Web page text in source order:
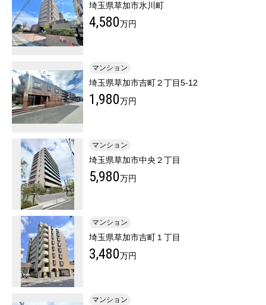
埼玉県草加市氷川町
4,580万円
マンション
埼玉県草加市吉町２丁目5-12
1,980万円
マンション
埼玉県草加市中央２丁目
5,980万円
マンション
埼玉県草加市吉町１丁目
3,480万円
マンション